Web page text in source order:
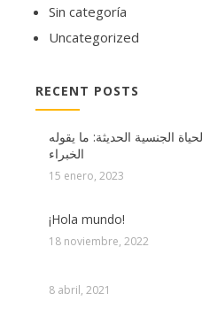
Sin categoría
Uncategorized
RECENT POSTS
الجنسية الحديثة: ما يقوله
الخبراء
15 enero, 2023
¡Hola mundo!
18 noviembre, 2022
8 abril, 2021